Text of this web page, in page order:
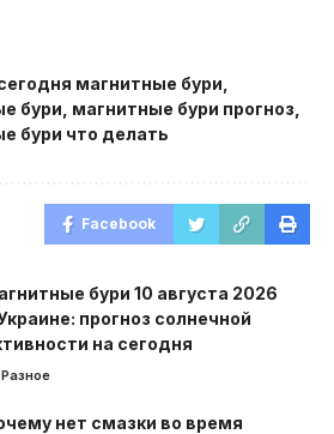
магнитные бури
бури магнитные бури прогноз
бури что делать
Facebook
бури 10 августа 2026
прогноз солнечной
на сегодня
Разное
нет смазки во время